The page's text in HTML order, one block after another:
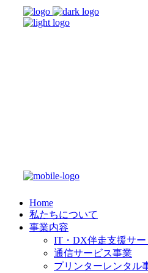
Home
私たちについて
事業内容
IT・DX伴走支援サー
通信サービス事業
プリンターレンタル